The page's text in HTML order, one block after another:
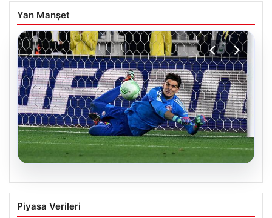
Yan Manşet
Acun Ilıcalı’nın Hull City’e Yaptığı Tarihi
Transfer Hareketi
Piyasa Verileri